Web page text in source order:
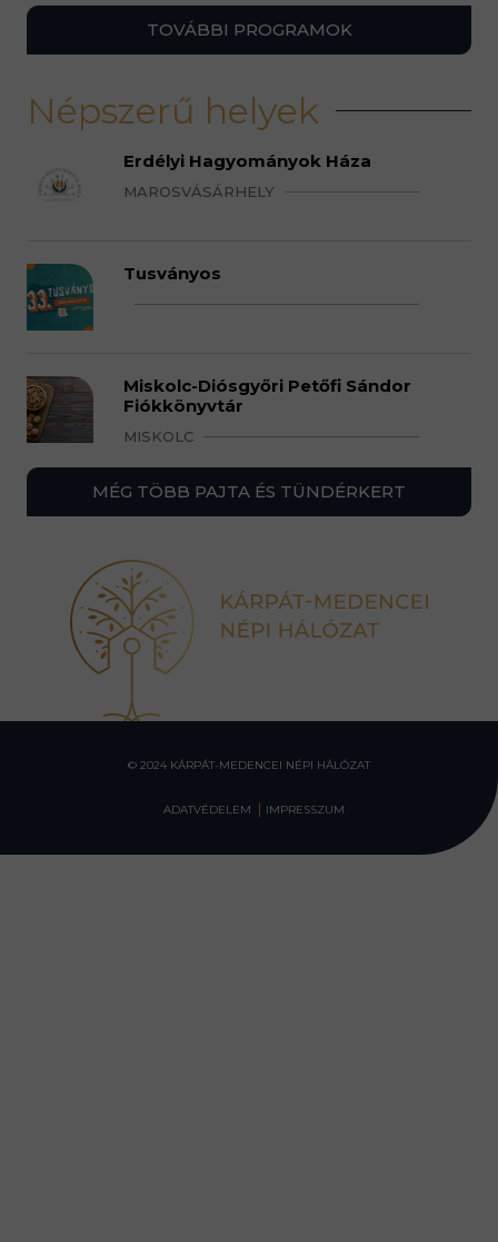
TOVÁBBI PROGRAMOK
Népszerű helyek
Erdélyi Hagyományok Háza
MAROSVÁSÁRHELY
Tusványos
Miskolc-Diósgyőri Petőfi Sándor
Fiókkönyvtár
MISKOLC
MÉG TÖBB PAJTA ÉS TÜNDÉRKERT
© 2024 KÁRPÁT-MEDENCEI NÉPI HÁLÓZAT
ADATVÉDELEM IMPRESSZUM